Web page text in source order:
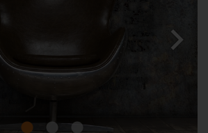
chevron_right